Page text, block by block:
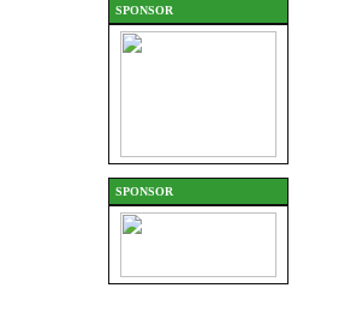
SPONSOR
SPONSOR